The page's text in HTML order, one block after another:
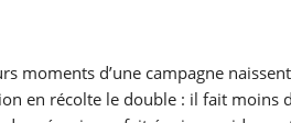
moments d’une campagne
en récolte le double : il fait moins